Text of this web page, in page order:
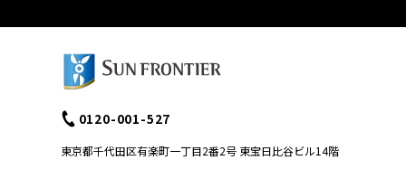
0120-001-527
東京都千代田区有楽町一丁目2番2号 東宝日比谷ビル14階